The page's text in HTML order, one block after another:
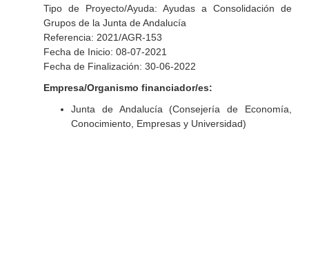
Tipo de Proyecto/Ayuda: Ayudas a Consolidación de
Grupos de la Junta de Andalucía
Referencia: 2021/AGR-153
Fecha de Inicio: 08-07-2021
Fecha de Finalización: 30-06-2022
Empresa/Organismo financiador/es:
Junta de Andalucía (Consejería de Economía,
Conocimiento, Empresas y Universidad)